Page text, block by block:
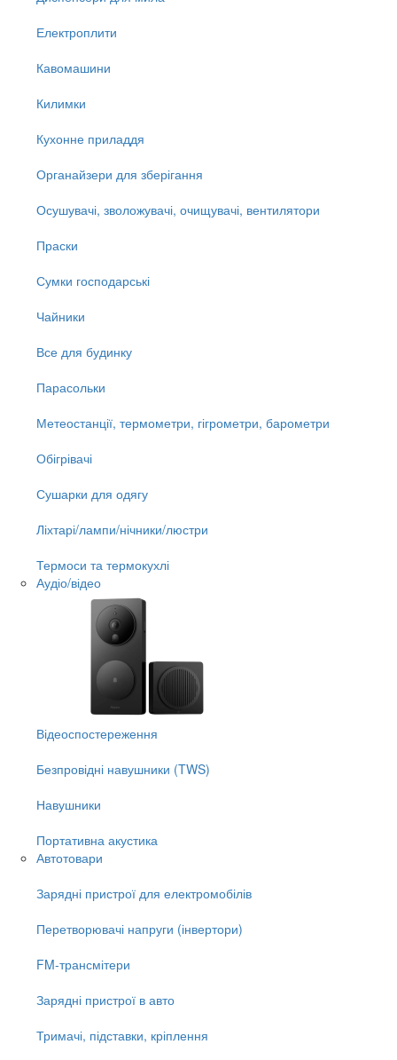
Електроплити
Кавомашини
Килимки
Кухонне приладдя
Органайзери для зберігання
Осушувачі, зволожувачі, очищувачі, вентилятори
Праски
Сумки господарські
Чайники
Все для будинку
Парасольки
Метеостанції, термометри, гігрометри, барометри
Обігрівачі
Сушарки для одягу
Ліхтарі/лампи/нічники/люстри
Термоси та термокухлі
Аудіо/відео
Відеоспостереження
Безпровідні навушники (TWS)
Навушники
Портативна акустика
Автотовари
Зарядні пристрої для електромобілів
Перетворювачі напруги (інвертори)
FM-трансмітери
Зарядні пристрої в авто
Тримачі, підставки, кріплення